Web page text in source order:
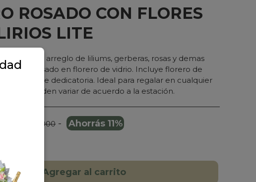
ROSADO CON FLORES
LITE
hermoso arreglo de liliums, gerberas, rosas y demas
tono rosado en florero de vidrio. Incluye florero de
y tarjeta de dedicatoria. Ideal para regalar en cualquier
pueden variar de acuerdo a la estación.
$ 89.000 - Ahorrás 11%
Agregar al carrito